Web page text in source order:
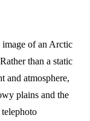
of an Arctic
than a static
and atmosphere,
plains and the